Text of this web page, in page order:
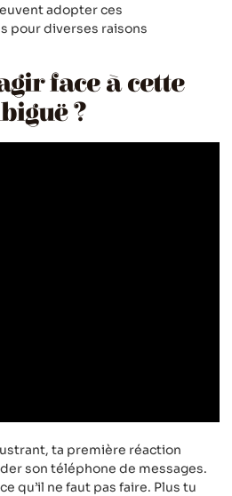
adopter ces
pour diverses raisons
face à cette
?
ta première réaction
son téléphone de messages.
qu’il ne faut pas faire. Plus tu